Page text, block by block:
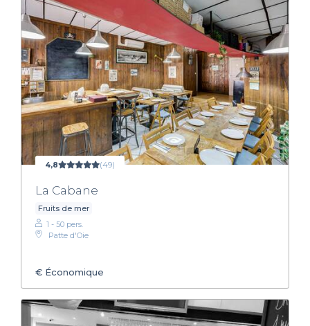
4,8 (49)
La Cabane
Fruits de mer
1 - 50 pers.
Patte d'Oie
€ Économique